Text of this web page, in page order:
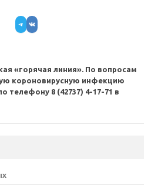
Telegram
VK
«горячая линия». По вопросам
короновирусную инфекцию
телефону 8 (42737) 4-17-71 в